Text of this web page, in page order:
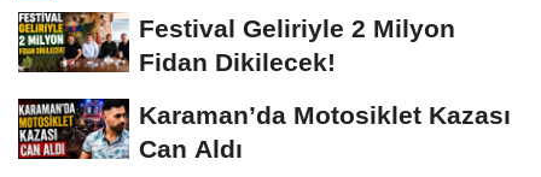
Festival Geliriyle 2 Milyon
Fidan Dikilecek!
Karaman’da Motosiklet Kazası
Can Aldı